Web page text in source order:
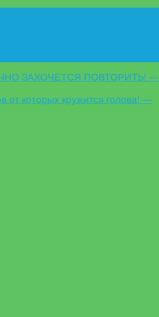
ЗАХОЧЕТСЯ ПОВТОРИТЬ! —
от которых кружится голова! —